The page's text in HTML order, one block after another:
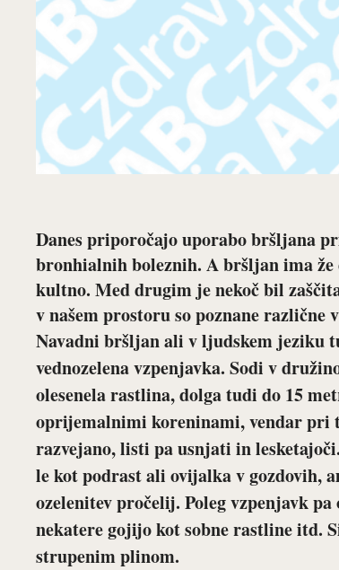
Danes priporočajo uporabo bršljana
bronhialnih boleznih. A bršljan ima
kultno. Med drugim je nekoč bil
v našem prostoru so poznane različne
Navadni bršljan ali v ljudskem jeziku
vednozelena vzpenjavka. Sodi v
olesenela rastlina, dolga tudi do 15
oprijemalnimi koreninami, vendar pri
razvejano, listi pa usnjati in
le kot podrast ali ovijalka v gozdovih,
ozelenitev pročelij. Poleg vzpenjavk
nekatere gojijo kot sobne rastline itd.
strupenim plinom.